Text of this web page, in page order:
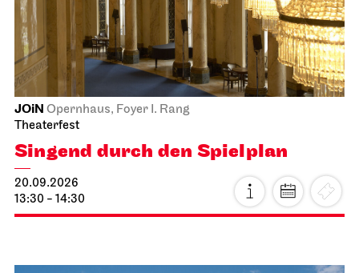
JOiN Opernhaus, Foyer I. Rang
Theaterfest
Singend durch den Spielplan
20.09.2026
13:30 - 14:30